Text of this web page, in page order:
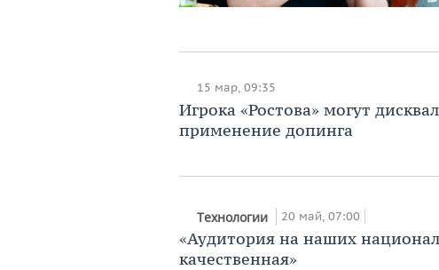
15 мар, 09:35
Игрока «Ростова» могут
применение допинга
Технологии 20 май, 07:00
«Аудитория на наших
качественная»